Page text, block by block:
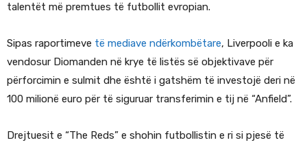
talentët më premtues të futbollit evropian.
Sipas raportimeve të mediave ndërkombëtare, Liverpooli e ka
vendosur Diomanden në krye të listës së objektivave për
përforcimin e sulmit dhe është i gatshëm të investojë deri në
100 milionë euro për të siguruar transferimin e tij në “Anfield”.
Drejtuesit e “The Reds” e shohin futbollistin e ri si pjesë të